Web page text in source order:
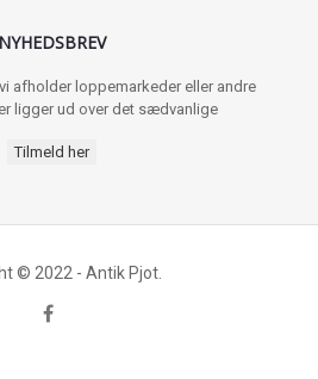
NYHEDSBREV
afholder loppemarkeder eller andre
ligger ud over det sædvanlige
Tilmeld her
© 2022 - Antik Pjot.